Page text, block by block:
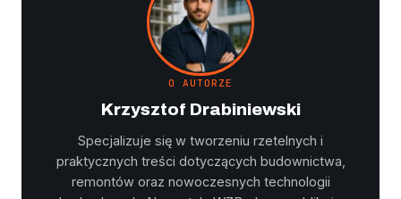
O AUTORZE
Krzysztof Drabiniewski
Specjalizuje się w tworzeniu rzetelnych i
praktycznych treści dotyczących budownictwa,
remontów oraz nowoczesnych technologii